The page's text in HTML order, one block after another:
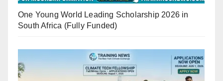
One Young World Leading Scholarship 2026 in
South Africa (Fully Funded)